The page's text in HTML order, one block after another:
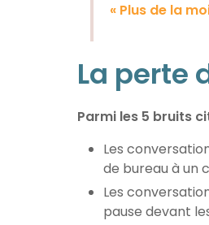
« Plus de la
La perte
Parmi les 5 bruits
Les
de bureau à un
Les
pause devant